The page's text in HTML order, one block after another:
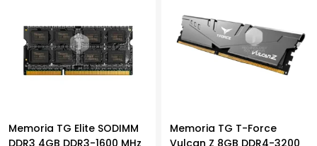
Memoria TG Elite SODIMM
DDR3 4GB DDR3-1600 MHz
Memoria TG T-Force
Vulcan Z 8GB DDR4-3200